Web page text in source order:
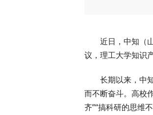
近日，中知（
议，理工大学知识
长期以来，中
而不断奋斗。高校
齐”“搞科研的思维